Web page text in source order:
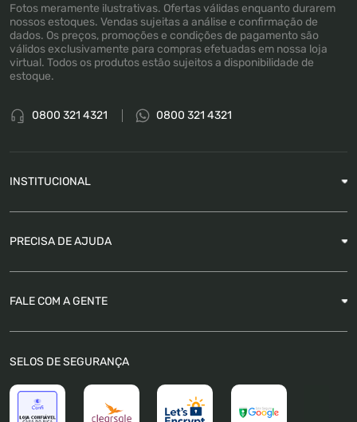
Fotos meramente ilustrativas. Ofertas válidas enquanto durarem
nossos estoques. Vendas sujeitas a análise e confirmação de
dados. Os preços, promoções e condições de pagamento são
válidos exclusivamente para compras efetuadas em nossa loja
virtual. Todos os produtos estão sujeitos a disponibilidade de
estoque.
0800 321 4321 0800 321 4321
INSTITUCIONAL
PRECISA DE AJUDA
FAQ
Trocas e Devoluções
Política de Pagamento
FALE COM A GENTE
SELOS DE SEGURANÇA